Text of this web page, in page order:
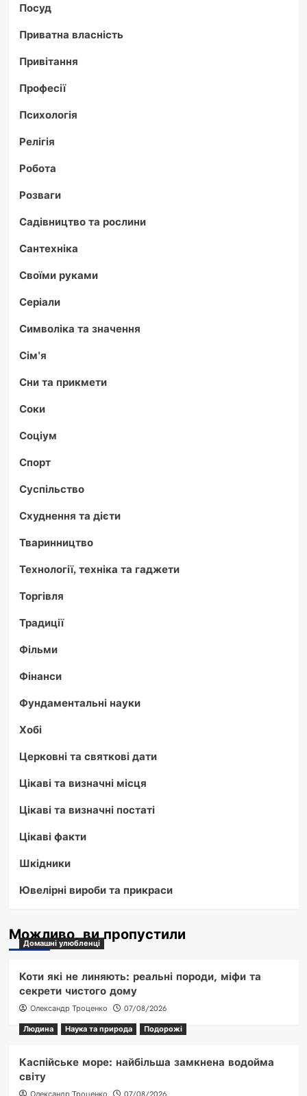
Посуд
Приватна власність
Привітання
Професії
Психологія
Релігія
Робота
Розваги
Садівництво та рослини
Сантехніка
Своїми руками
Серіали
Символіка та значення
Сім'я
Сни та прикмети
Соки
Соціум
Спорт
Суспільство
Схуднення та дієти
Тваринництво
Технології, техніка та гаджети
Торгівля
Традиції
Фільми
Фінанси
Фундаментальні науки
Хобі
Церковні та святкові дати
Цікаві та визначні місця
Цікаві та визначні постаті
Цікаві факти
Шкідники
Ювелірні вироби та прикраси
Можливо, ви пропустили
Домашні улюбленці
Коти які не линяють: реальні породи, міфи та
секрети чистого дому
Олександр Троценко
07/08/2026
Людина
Наука та природа Подорожі
Каспійське море: найбільша замкнена водойма
світу